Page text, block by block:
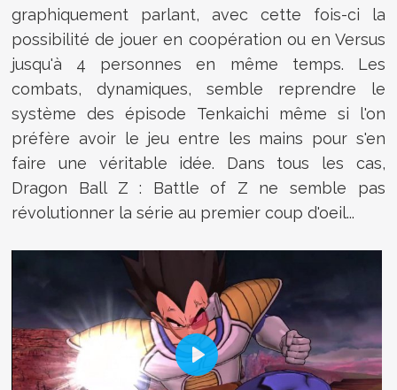
graphiquement parlant, avec cette fois-ci la
possibilité de jouer en coopération ou en Versus
jusqu'à 4 personnes en même temps. Les
combats, dynamiques, semble reprendre le
système des épisode Tenkaichi même si l'on
préfère avoir le jeu entre les mains pour s'en
faire une véritable idée. Dans tous les cas,
Dragon Ball Z : Battle of Z ne semble pas
révolutionner la série au premier coup d'oeil...